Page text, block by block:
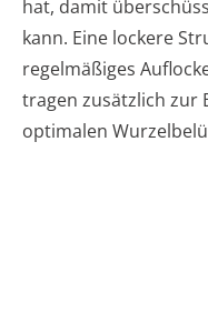
hat, damit
kann. Eine lockere
regelmäßiges
tragen zusätzlich zur
optimalen